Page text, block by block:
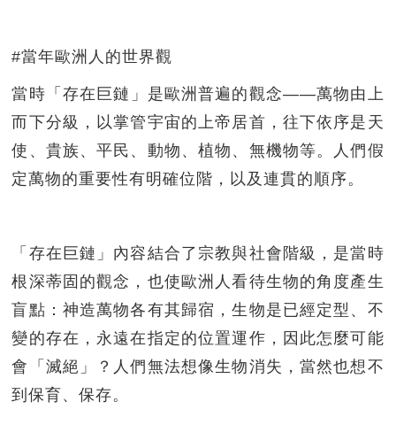
#當年歐洲人的世界觀
當時「存在巨鏈」是歐洲普遍的觀念——萬物由上
而下分級，以掌管宇宙的上帝居首，往下依序是天
使、貴族、平民、動物、植物、無機物等。人們假
定萬物的重要性有明確位階，以及連貫的順序。
「存在巨鏈」內容結合了宗教與社會階級，是當時
根深蒂固的觀念，也使歐洲人看待生物的角度產生
盲點：神造萬物各有其歸宿，生物是已經定型、不
變的存在，永遠在指定的位置運作，因此怎麼可能
會「滅絕」？人們無法想像生物消失，當然也想不
到保育、保存。